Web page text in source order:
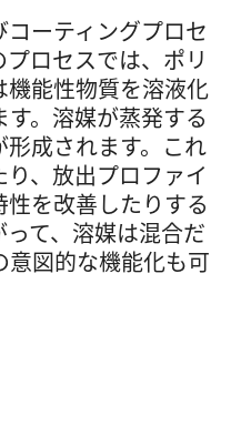
ーティングプロセ
ロセスでは、ポリ
機能性物質を溶液化
。溶媒が蒸発する
形成されます。これ
、放出プロファイ
を改善したりする
て、溶媒は混合だ
意図的な機能化も可